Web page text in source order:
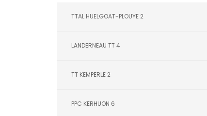
TTAL HUELGOAT-PLOUYE 2
LANDERNEAU TT 4
TT KEMPERLE 2
PPC KERHUON 6